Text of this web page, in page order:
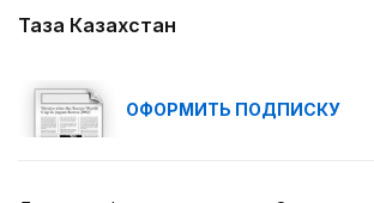
Таза Казахстан
ОФОРМИТЬ ПОДПИСКУ